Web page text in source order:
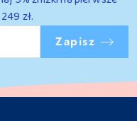
zł.
Zapisz